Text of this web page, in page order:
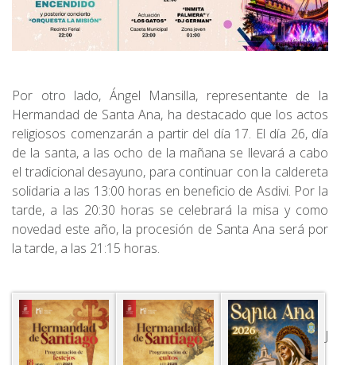
Por otro lado, Ángel Mansilla, representante de la
Hermandad de Santa Ana, ha destacado que los actos
religiosos comenzarán a partir del día 17. El día 26, día
de la santa, a las ocho de la mañana se llevará a cabo
el tradicional desayuno, para continuar con la caldereta
solidaria a las 13:00 horas en beneficio de Asdivi. Por la
tarde, a las 20:30 horas se celebrará la misa y como
novedad este año, la procesión de Santa Ana será por
la tarde, a las 21:15 horas.
J